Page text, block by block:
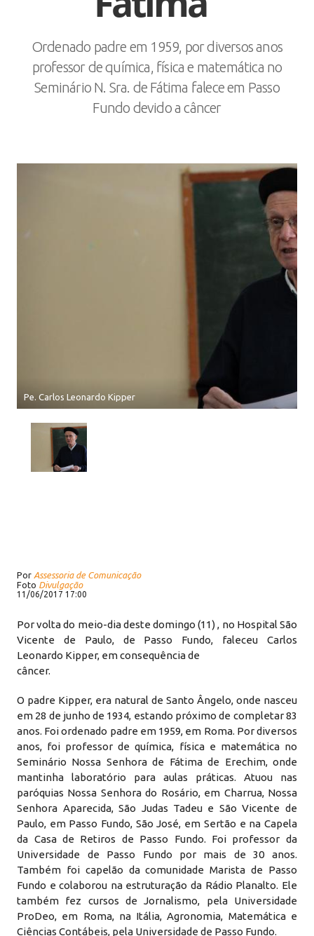
Ordenado padre em 1959, por diversos anos
professor de química, física e matemática no
Seminário N. Sra. de Fátima falece em Passo
Fundo devido a câncer
Pe. Carlos Leonardo Kipper
Por Assessoria de Comunicação
Foto Divulgação
11/06/2017 17:00
Por volta do meio-dia deste domingo (11) , no Hospital São
Vicente de Paulo, de Passo Fundo, faleceu Carlos
Leonardo Kipper, em consequência de
câncer.
O padre Kipper, era natural de Santo Ângelo, onde nasceu
em 28 de junho de 1934, estando próximo de completar 83
anos. Foi ordenado padre em 1959, em Roma. Por diversos
anos, foi professor de química, física e matemática no
Seminário Nossa Senhora de Fátima de Erechim, onde
mantinha laboratório para aulas práticas. Atuou nas
paróquias Nossa Senhora do Rosário, em Charrua, Nossa
Senhora Aparecida, São Judas Tadeu e São Vicente de
Paulo, em Passo Fundo, São José, em Sertão e na Capela
da Casa de Retiros de Passo Fundo. Foi professor da
Universidade de Passo Fundo por mais de 30 anos.
Também foi capelão da comunidade Marista de Passo
Fundo e colaborou na estruturação da Rádio Planalto. Ele
também fez cursos de Jornalismo, pela Universidade
ProDeo, em Roma, na Itália, Agronomia, Matemática e
Ciências Contábeis, pela Universidade de Passo Fundo.